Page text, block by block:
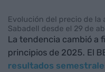
Evolución del precio de la
Sabadell desde el 29 de
La tendencia cambió a
principios de 2025. El
resultados